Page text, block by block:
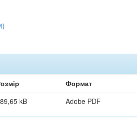
Формат
kB Adobe PDF